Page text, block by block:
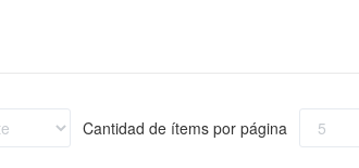
Cantidad de ítems por página